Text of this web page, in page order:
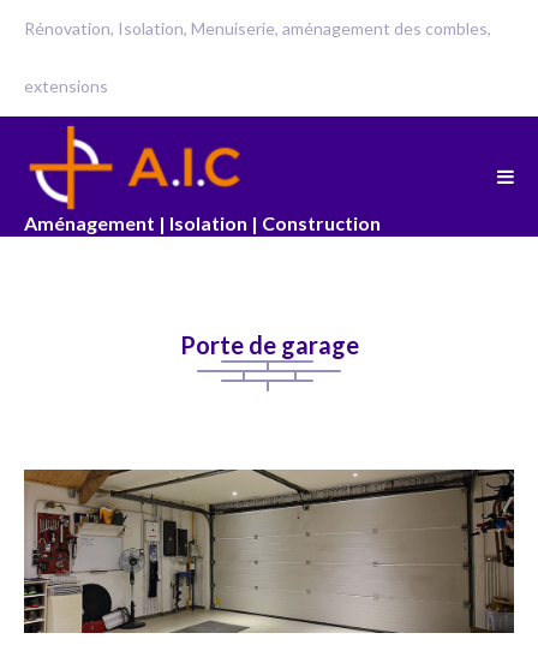
Rénovation, Isolation, Menuiserie, aménagement des combles,
extensions
Aménagement | Isolation | Construction
Porte de garage